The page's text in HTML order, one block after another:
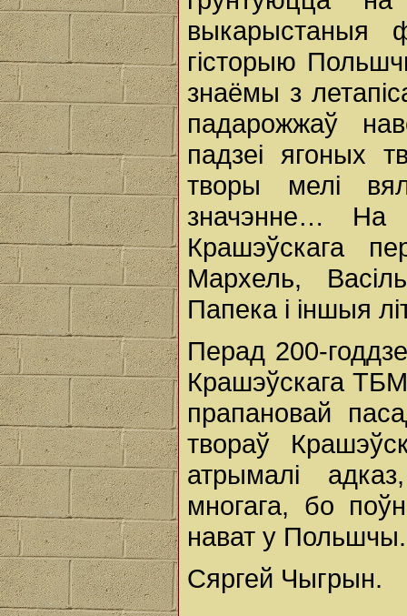
гісторыю
знаёмы з
падарожжаў
падзеі ягоных
творы мелі
значэнне… На
Крашэўскага
Мархель,
Папека і іншыя
Перад 200-
Крашэўскага
прапановай
твораў
атрымалі
многага, бо
нават у Польшчы.
Сяргей Чыгрын.